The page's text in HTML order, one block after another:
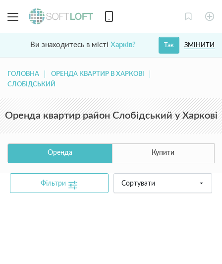
Ви знаходитесь в місті Харків? ЗМІНИТИ
Так
ГОЛОВНА
ОРЕНДА КВАРТИР В ХАРКОВІ
СЛОБІДСЬКИЙ
Оренда квартир район Слобідський у Харкові
Оренда Купити
Фільтри Сортувати